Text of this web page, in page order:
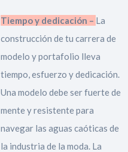
Tiempo y dedicación – La
construcción de tu carrera de
modelo y portafolio lleva
tiempo, esfuerzo y dedicación.
Una modelo debe ser fuerte de
mente y resistente para
navegar las aguas caóticas de
la industria de la moda. La